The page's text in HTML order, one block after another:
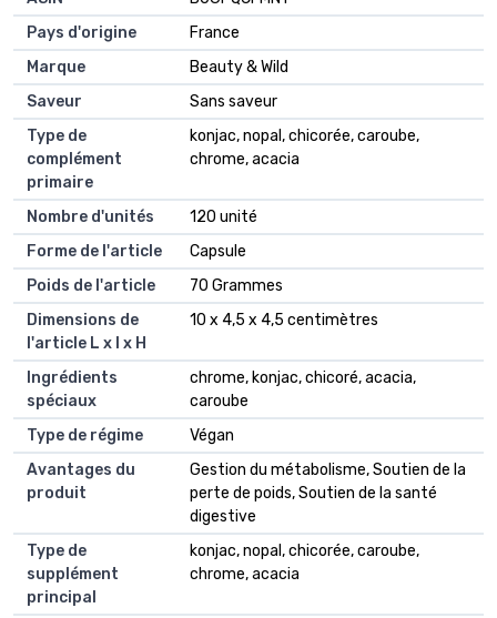
Pays d'origine
France
Marque
Beauty & Wild
Saveur
Sans saveur
Type de
complément
primaire
konjac, nopal, chicorée, caroube,
chrome, acacia
Nombre d'unités
120 unité
Forme de l'article
Capsule
Poids de l'article
70 Grammes
Dimensions de
l'article L x l x H
10 x 4,5 x 4,5 centimètres
Ingrédients
spéciaux
chrome, konjac, chicoré, acacia,
caroube
Type de régime
Végan
Avantages du
produit
Gestion du métabolisme, Soutien de la
perte de poids, Soutien de la santé
digestive
Type de
supplément
principal
konjac, nopal, chicorée, caroube,
chrome, acacia